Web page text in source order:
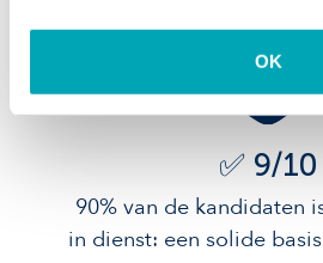
OK
talent
✅ 9/10
90% van de kandidaten
in dienst: een solide